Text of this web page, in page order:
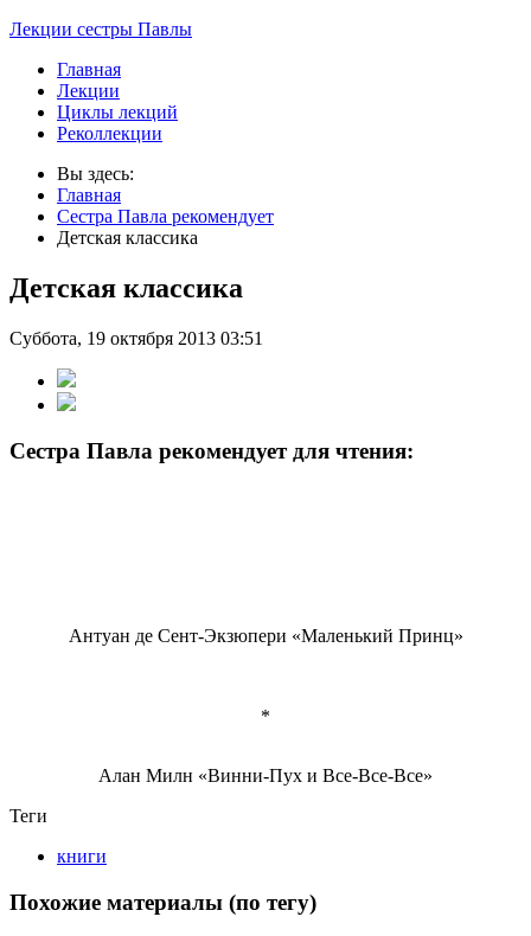
Лекции сестры Павлы
Главная
Лекции
Циклы лекций
Реколлекции
Вы здесь:
Главная
Сестра Павла рекомендует
Детская классика
Детская классика
Суббота, 19 октября 2013 03:51
Сестра Павла рекомендует для чтения:
Антуан де Сент-Экзюпери «Маленький Принц»
*
Алан Милн «Винни-Пух и Все-Все-Все»
Теги
книги
Похожие материалы (по тегу)